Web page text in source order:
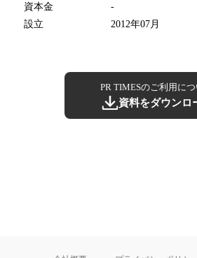
資本金
-
設立
2012年07月
PR TIMESのご利用に
資料をダウンロ